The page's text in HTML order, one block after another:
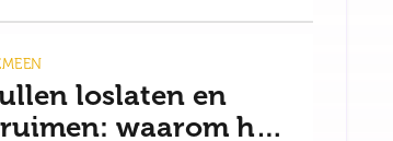
loslaten en
waarom het